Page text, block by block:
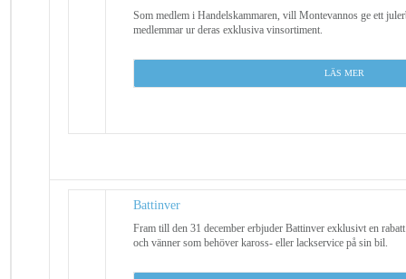
Som medlem i Handelskammaren, vill Montevannos ge ett
medlemmar ur deras exklusiva vinsortiment.
LÄS MER
Battinver
Fram till den 31 december erbjuder Battinver exklusivt en
och vänner som behöver kaross- eller lackservice på sin bil.